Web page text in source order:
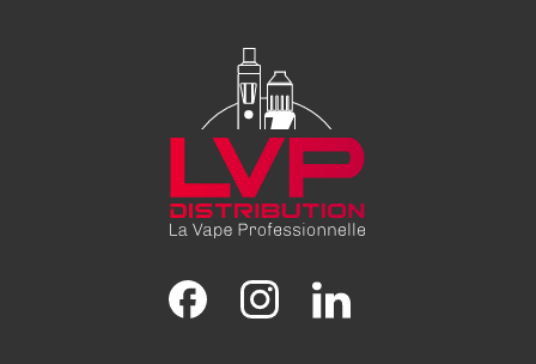
Facebook Instagram